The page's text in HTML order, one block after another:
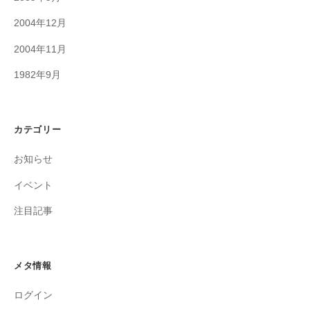
2004年12月
2004年11月
1982年9月
カテゴリー
お知らせ
イベント
注目記事
メタ情報
ログイン